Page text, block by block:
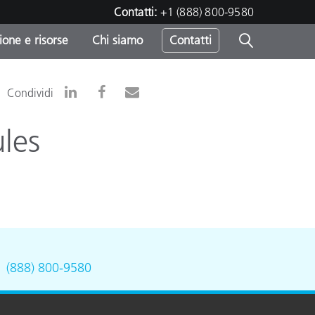
Contatti: +1 (888) 800-9580
e risorse Chi siamo Contatti
Condividi
(888) 800-9580